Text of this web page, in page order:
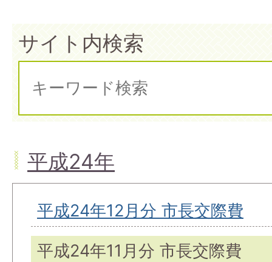
サイト内検索
平成24年
平成24年12月分 市長交際費
平成24年11月分 市長交際費